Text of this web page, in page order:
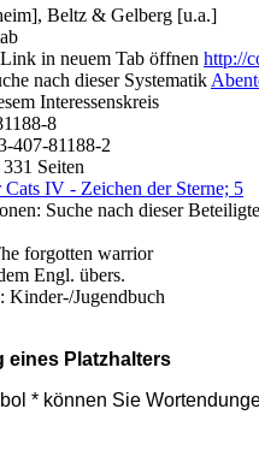
Beltz & Gelberg [u.a.]
in neuem Tab öffnen http://
nach dieser Systematik
Interessenskreis
8
407-81188-2
331 Seiten
Cats IV - Zeichen der Sterne; 5
Suche nach dieser
forgotten warrior
Engl. übers.
Kinder-/Jugendbuch
eines Platzhalters
* können Sie